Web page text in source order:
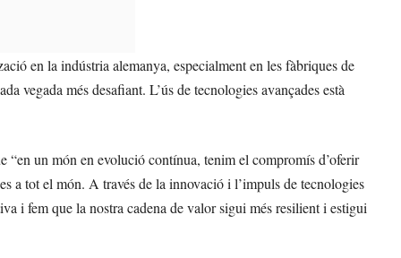
en la indústria alemanya, especialment en les fàbriques de
vegada més desafiant. L’ús de tecnologies avançades està
un món en evolució contínua, tenim el compromís d’oferir
a tot el món. A través de la innovació i l’impuls de tecnologies
i fem que la nostra cadena de valor sigui més resilient i estigui